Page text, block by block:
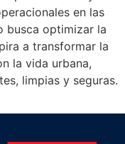
en las
busca optimizar la
a transformar la
la vida urbana,
limpias y seguras.